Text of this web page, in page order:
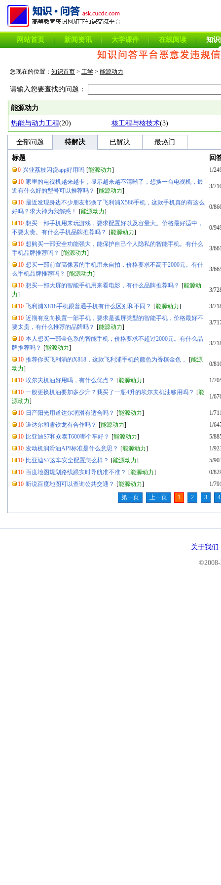
网站首页 新闻资讯 大学课件 在线阅读 知
您现在的位置： 知识首页 > 工学 > 能源动力
请输入您要查找的问题：
能源动力
热能与动力工程(20) 核工程与核技术(3)
全部问题 待解决 已解决 最热门
标题 回
0 兴业荔枝闪贷app好用吗 [能源动力]
1/
10 家里的电视机越来越卡，显示越来越不清晰了，想换一台电视机，最
近有什么好的型号可以推荐吗？ [能源动力]
3/
10 最近发现身边不少朋友都换了飞利浦X586手机，这款手机真的有这么
好吗？求大神为我解惑！
[能源动力]
0/
10 想买一部手机用来玩游戏，要求配置好以及容量大。价格最好适中，
不要太贵。有什么手机品牌推荐吗？ [能源动力]
0/
10 想购买一部安全功能强大，能保护自己个人隐私的智能手机。有什么
手机品牌推荐吗？ [能源动力]
3/
10 想买一部前置高像素的手机用来自拍，价格要求不高于2000元。有什
么手机品牌推荐吗？ [能源动力]
3/
10 想买一部大屏的智能手机用来看电影，有什么品牌推荐吗？ [能源动
力]
3/
10 飞利浦X818手机跟普通手机有什么区别和不同？ [能源动力]
3/
10 近期有意向换置一部手机，要求是弧屏类型的智能手机，价格最好不
要太贵，有什么推荐的品牌吗？ [能源动力]
3/
10 本人想买一部金色系的智能手机，价格要求不超过2000元。有什么品
牌推荐吗？ [能源动力]
3/
10 推荐你买飞利浦的X818，这款飞利浦手机的颜色为香槟金色， [能源
动力]
0/
10 埃尔夫机油好用吗，有什么优点？ [能源动力]
1/
10 一般更换机油要加多少升？我买了一瓶4升的埃尔夫机油够用吗？ [能
源动力]
1/
10 日产阳光用道达尔润滑有适合吗？ [能源动力]
1/
10 道达尔和雪铁龙有合作吗？ [能源动力]
1/
10 比亚迪S7和众泰T600哪个车好？ [能源动力]
5/
10 发动机润滑油API标准是什么意思？ [能源动力]
1/
10 比亚迪S7这车安全配置怎么样？ [能源动力]
5/
10 百度地图规划路线跟实时导航准不准？ [能源动力]
0/
10 听说百度地图可以查询公共交通？ [能源动力]
1/
第一页
上一页 1 2 3 4
关于我们